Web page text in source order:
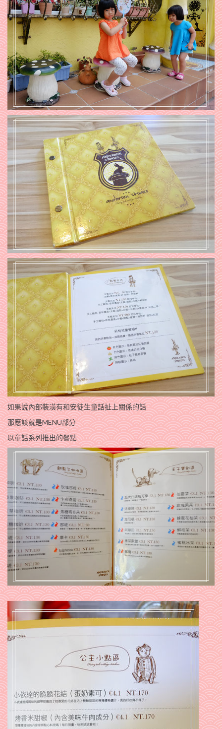
如果說內部裝潢有和安徒生童話扯上關係的話
那應該就是MENU部分
以童話系列推出的餐點